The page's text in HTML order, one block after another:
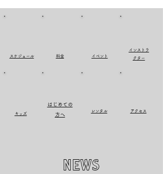
​スケジュール 料金 イベント
インストラ
クター
キッズ
はじめての
方へ
​レンタル アクセス
​NEWS